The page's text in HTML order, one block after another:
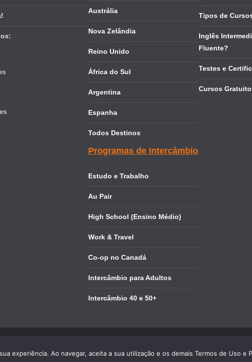
Austrália
Nova Zelândia
Reino Unido
África do Sul
Argentina
Espanha
Todos Destinos
Programas de Intercâmbio
Estudo e Trabalho
Au Pair
High School (Ensino Médio)
Work & Travel
Co-op no Canadá
Intercâmbio para Adultos
Intercâmbio 40 e 50+
Tipos de
Inglês
Fluente?
Testes e
Cursos
experiência. Ao navegar, aceita a sua utilização e os demais Termos de Uso e